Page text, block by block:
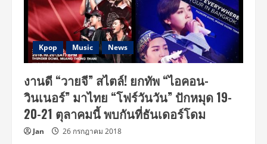
ใกล้
ฤกษ์
คว้า
บัตร
คอ
นทิ
นิ
ว
26
ส.ค.
และ
เอ
ฟรี่
แวร์
ทัวร์
1
Kpop Music News
งานดี “วายจี” สไตล์! ยกทัพ “ไอคอน-
วินเนอร์” มาไทย “โฟร์วันวัน” ปักหมุด 19-
20-21 ตุลาคมนี้ พบกันที่ธันเดอร์โดม
Jan 26 กรกฎาคม 2018